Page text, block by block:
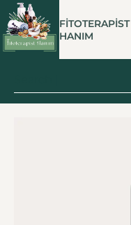
FİTOTERAPİST
HANIM